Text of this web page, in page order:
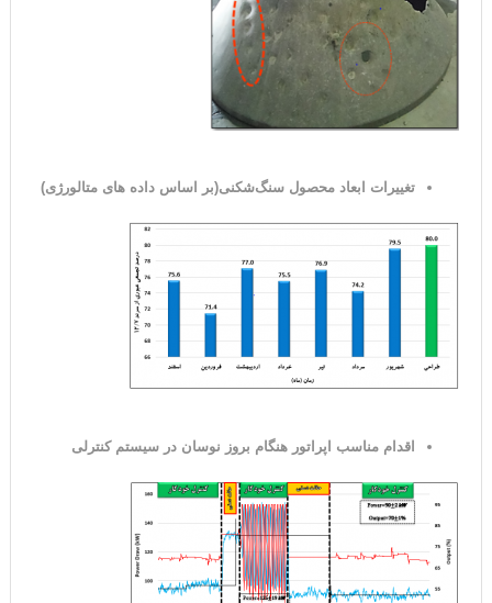
تغییرات ابعاد محصول سنگ‌شکنی(بر اساس داده های متالورژی)
اقدام مناسب اپراتور هنگام بروز نوسان در سیستم کنترلی